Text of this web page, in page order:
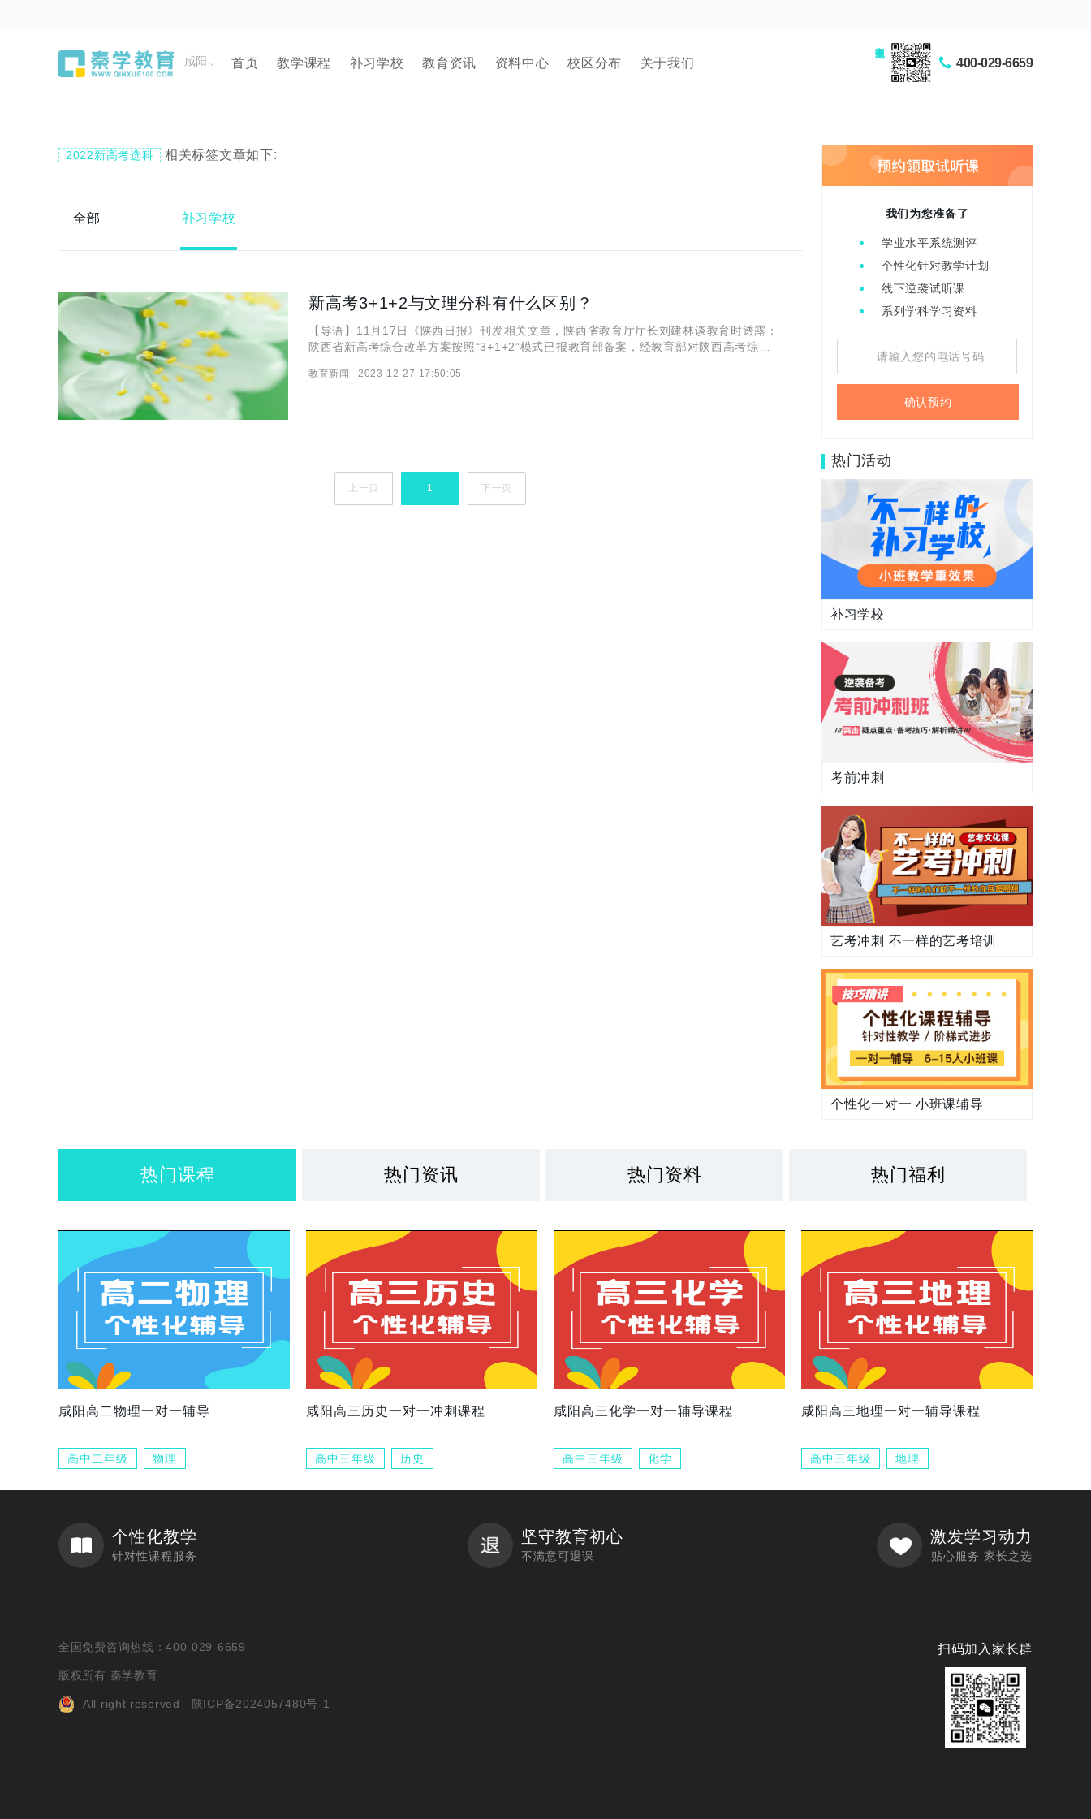
咸阳 首页 教学课程 补习学校 教育资讯 资料中心 校区分布 关于我们 400-029-6659
2022新高考选科 相关标签文章如下:
全部 补习学校
新高考3+1+2与文理分科有什么区别？
【导语】11月17日《陕西日报》刊发相关文章，陕西省教育厅厅长刘建林谈教育时透露：
陕西省新高考综合改革方案按照“3+1+2”模式已报教育部备案，经教育部对陕西高考综合
同步实施新课程新教材，2025年全面实新高考。很多家
教育新闻 2023-12-27 17:50:05
上一页 1 下一页
我们为您准备了
学业水平系统测评
个性化针对教学计划
线下逆袭试听课
系列学科学习资料
确认预约
热门活动
补习学校
考前冲刺
艺考冲刺 不一样的艺考培训
个性化一对一 小班课辅导
热门课程 热门资讯 热门资料 热门福利
咸阳高二物理一对一辅导
高中二年级 物理
咸阳高三历史一对一冲刺课程
高中三年级 历史
咸阳高三化学一对一辅导课程
高中三年级 化学
咸阳高三地理一对一辅导课程
高中三年级 地理
个性化教学
针对性课程服务
坚守教育初心
不满意可退课
激发学习动力
贴心服务 家长之选
全国免费咨询热线：400-029-6659
版权所有 秦学教育
All right reserved 陕ICP备2024057480号-1
扫码加入家长群